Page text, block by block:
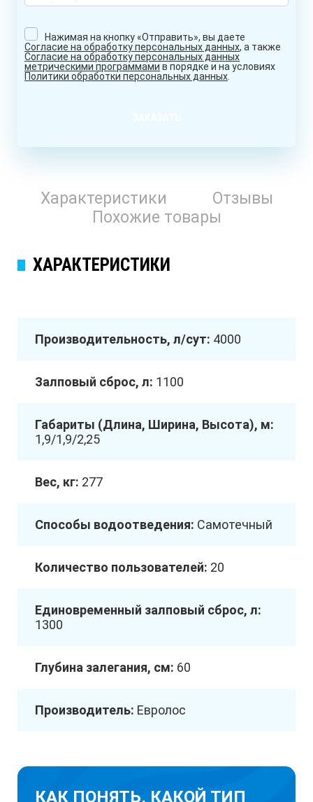
Нажимая на кнопку «Отправить», вы даете
Согласие на обработку персональных данных, а также
Согласие на обработку персональных данных
метрическими программами в порядке и на условиях
Политики обработки персональных данных
Характеристики
Отзывы
Похожие товары
ХАРАКТЕРИСТИКИ
Производительность, л/сут: 4000
Залповый сброс, л: 1100
Габариты (Длина, Ширина, Высота), м:
1,9/1,9/2,25
Вес, кг: 277
Способы водоотведения: Самотечный
Количество пользователей: 20
Единовременный залповый сброс, л:
1300
Глубина залегания, см: 60
Производитель: Евролос
КАК ПОНЯТЬ, КАКОЙ ТИП